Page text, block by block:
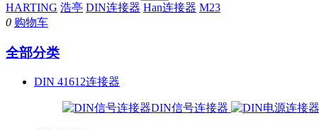
HARTING 浩亭 DIN连接器 Han连接器 M23
0 购物车
全部分类
DIN 41612连接器
DIN信号连接器